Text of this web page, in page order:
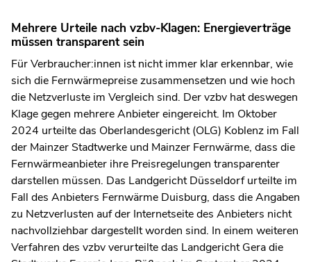
Mehrere Urteile nach vzbv-Klagen: Energieverträge
müssen transparent sein
Für Verbraucher:innen ist nicht immer klar erkennbar, wie
sich die Fernwärmepreise zusammensetzen und wie hoch
die Netzverluste im Vergleich sind. Der vzbv hat deswegen
Klage gegen mehrere Anbieter eingereicht. Im Oktober
2024 urteilte das Oberlandesgericht (OLG) Koblenz im Fall
der Mainzer Stadtwerke und Mainzer Fernwärme, dass die
Fernwärmeanbieter ihre Preisregelungen transparenter
darstellen müssen. Das Landgericht Düsseldorf urteilte im
Fall des Anbieters Fernwärme Duisburg, dass die Angaben
zu Netzverlusten auf der Internetseite des Anbieters nicht
nachvollziehbar dargestellt worden sind. In einem weiteren
Verfahren des vzbv verurteilte das Landgericht Gera die